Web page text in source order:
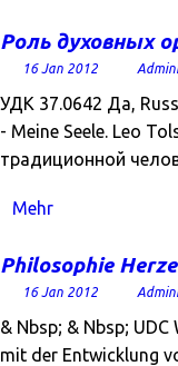
Роль духовных
16 Jan 2012
УДК 37.0642 Да,
- Meine Seele. Leo
традиционной
Mehr
Philosophie
16 Jan 2012
& Nbsp; & Nbsp;
mit der Entwicklung